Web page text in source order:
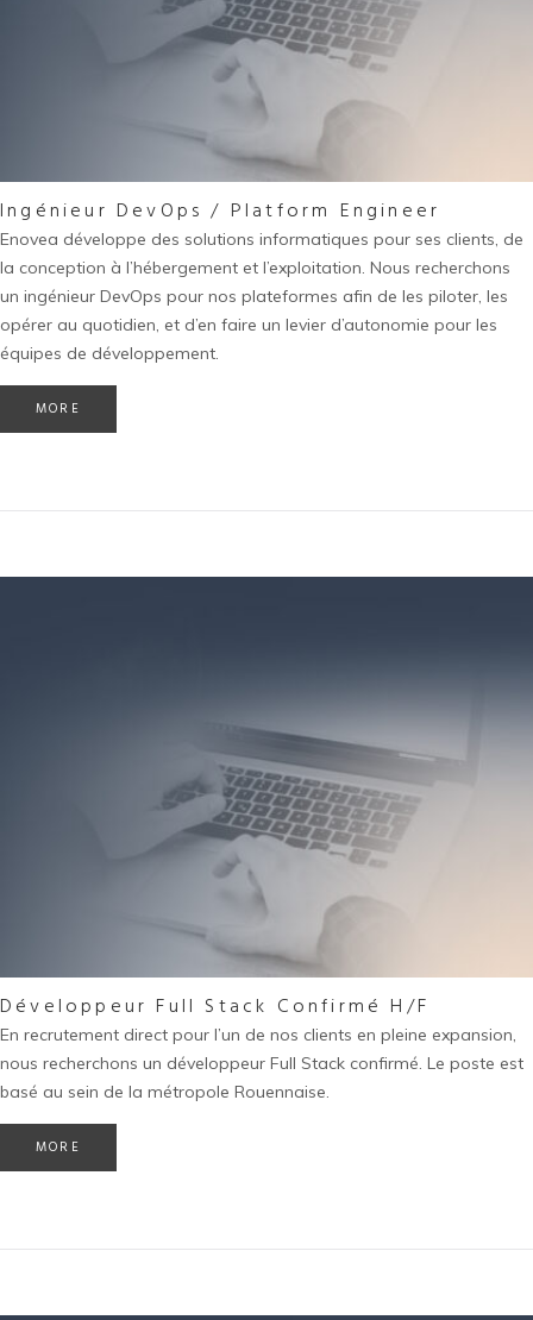
Ingénieur DevOps / Platform Engineer
Enovea développe des solutions informatiques pour ses clients, de
la conception à l’hébergement et l’exploitation. Nous recherchons
un ingénieur DevOps pour nos plateformes afin de les piloter, les
opérer au quotidien, et d’en faire un levier d’autonomie pour les
équipes de développement.
MORE
Développeur Full Stack Confirmé H/F
En recrutement direct pour l’un de nos clients en pleine expansion,
nous recherchons un développeur Full Stack confirmé. Le poste est
basé au sein de la métropole Rouennaise.
MORE